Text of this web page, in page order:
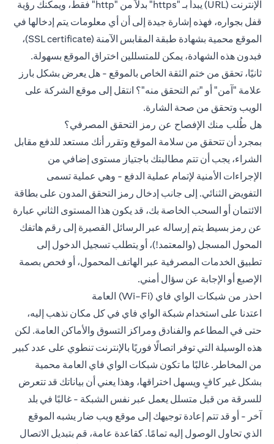
الإنترنت (URL) يبدأ بـ "https" بدلاً من "http" فقط، ويمكنك رؤية
قفل بجواره، فهذه إشارة جيدة إلى أن أي معلومات يتم إدخالها في
الموقع محمية بشهادة طبقة المقابس الآمنة (SSL certificate)،
فبدون هذه الشهادة، يمكن للمتسللين اختراق الموقع بسهولة.
ثانيًا، تحقق من ختم الثقة الخاص بالموقع - هل يعرض بشكل بارز
علامة "آمن" أو "تم التحقق منه"؟ انتقل إلى موقع الشركة على
الويب وتحقق من صحة الشارة.
هل طُلب منك الإفصاح عن رمز التحقق المصرفي؟
بمجرد أن تتحقق من سلامة الموقع وتقرر أنك مستعد للدفع مقابل
الشراء، يجب أن تتم مطالبتك باجتياز مستوى إضافي من
الإجراءات الأمنية لإتمام عملية الدفع - وهي عملية تسمى
التفويض الثنائي. إلى جانب إدخال رمز التحقق المدون على بطاقة
الائتمان أو السحب الخاصة بك، قد يكون هذا المستوى الثاني عبارة
عن رمز بسيط يتم إرساله عبر الرسائل القصيرة إلى رقم هاتفك
المحول المسجل (والمعتمد!)، أو يتطلب تسجيل الدخول إلى
تطبيق الخدمات المصرفية عبر الهاتف المحمول، أو فحص بصمة
الإصبع أو الإجابة عن سؤال أمني.
احذر من شبكات الواي فاي (Wi-Fi) العامة
اعتدنا على استخدام شبكة الواي فاي في كل مكان نذهب إليه،
حتى في المطاعم والفنادق ومراكز التسوق والأماكن العامة. لكن
هذه الوسيلة التي توفر اتصالًا فوريًا بالإنترنت تنطوي على عدد كبير
من المخاطر. غالبًا ما تكون شبكات الواي فاي العامة محمية
بشكل غير كافٍ ويسهل اختراقها، وهذا يعني أن بياناتك قد تتعرض
للسرقة من قبل متسلل يعمل عبر نفس الشبكة - غالبًا في بلد
آخر - أو قد تتم إعادة توجيهك إلى موقع ويب ضار يشبه الموقع
الذي تحاول الوصول إليه تمامًا. كقاعدة عامة، قم بتبديل الاتصال